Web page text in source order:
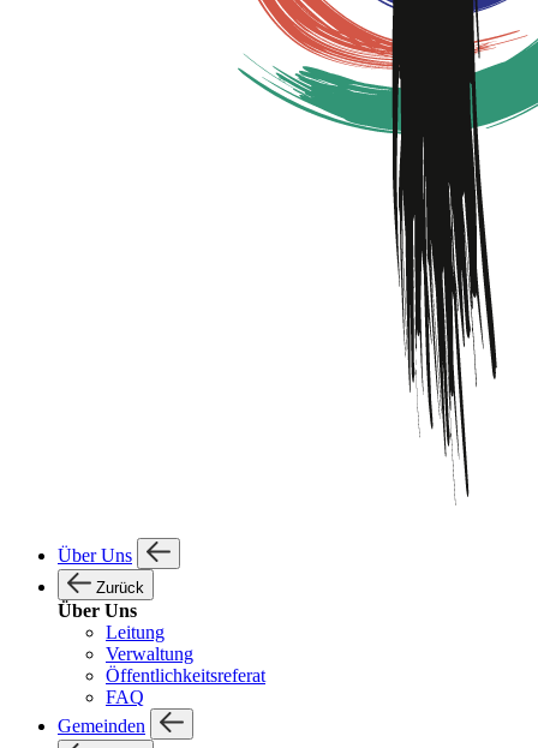
Über Uns
Zurück
Über Uns
Leitung
Verwaltung
Öffentlichkeitsreferat
FAQ
Gemeinden